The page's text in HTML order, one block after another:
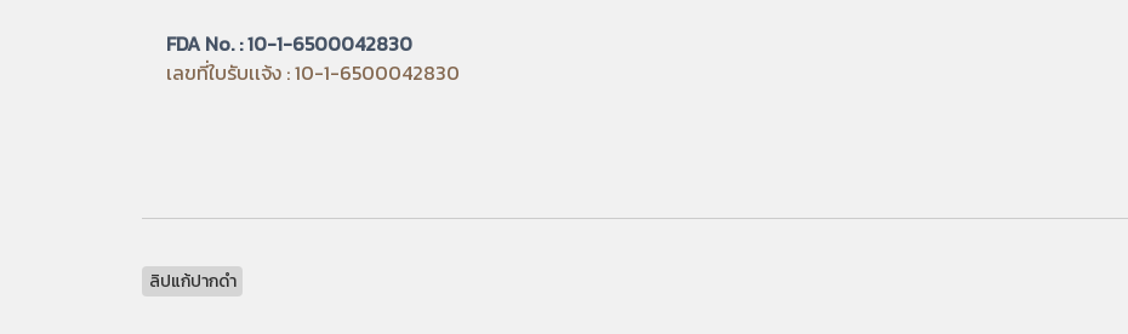
FDA No. : 10-1-6500042830
เลขที่ใบรับเเจ้ง : 10-1-6500042830
ลิปแก้ปากดำ